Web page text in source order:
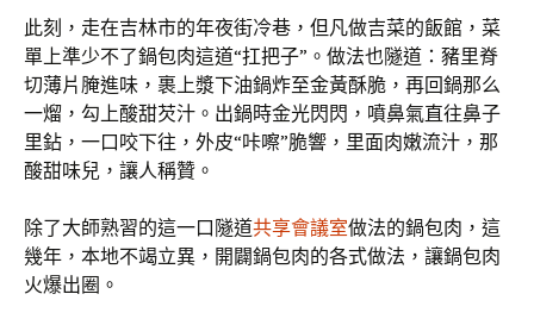
此刻，走在吉林市的年夜街冷巷，但凡做吉菜的飯館，菜
單上準少不了鍋包肉這道“扛把子”。做法也隧道：豬里脊
切薄片腌進味，裹上漿下油鍋炸至金黃酥脆，再回鍋那么
一熘，勾上酸甜芡汁。出鍋時金光閃閃，噴鼻氣直往鼻子
里鉆，一口咬下往，外皮“咔嚓”脆響，里面肉嫩流汁，那
酸甜味兒，讓人稱贊。
除了大師熟習的這一口隧道共享會議室做法的鍋包肉，這
幾年，本地不竭立異，開闢鍋包肉的各式做法，讓鍋包肉
火爆出圈。